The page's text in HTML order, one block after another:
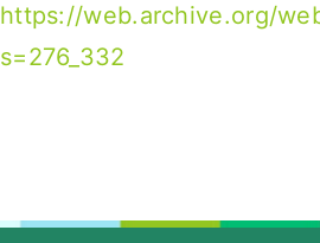
https://web.archive.org/
s=276_332